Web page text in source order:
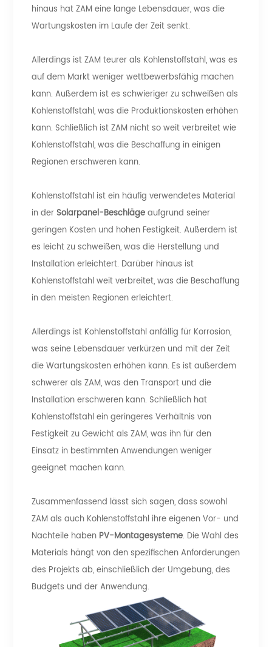
hinaus hat ZAM eine lange Lebensdauer, was die
Wartungskosten im Laufe der Zeit senkt.
Allerdings ist ZAM teurer als Kohlenstoffstahl, was es
auf dem Markt weniger wettbewerbsfähig machen
kann. Außerdem ist es schwieriger zu schweißen als
Kohlenstoffstahl, was die Produktionskosten erhöhen
kann. Schließlich ist ZAM nicht so weit verbreitet wie
Kohlenstoffstahl, was die Beschaffung in einigen
Regionen erschweren kann.
Kohlenstoffstahl ist ein häufig verwendetes Material
in derSolarpanel-Beschlägeaufgrund seiner
geringen Kosten und hohen Festigkeit. Außerdem ist
es leicht zu schweißen, was die Herstellung und
Installation erleichtert. Darüber hinaus ist
Kohlenstoffstahl weit verbreitet, was die Beschaffung
in den meisten Regionen erleichtert.
Allerdings ist Kohlenstoffstahl anfällig für Korrosion,
was seine Lebensdauer verkürzen und mit der Zeit
die Wartungskosten erhöhen kann. Es ist außerdem
schwerer als ZAM, was den Transport und die
Installation erschweren kann. Schließlich hat
Kohlenstoffstahl ein geringeres Verhältnis von
Festigkeit zu Gewicht als ZAM, was ihn für den
Einsatz in bestimmten Anwendungen weniger
geeignet machen kann.
Zusammenfassend lässt sich sagen, dass sowohl
ZAM als auch Kohlenstoffstahl ihre eigenen Vor- und
Nachteile haben PV-Montagesysteme. Die Wahl des
Materials hängt von den spezifischen Anforderungen
des Projekts ab, einschließlich der Umgebung, des
Budgets und der Anwendung.